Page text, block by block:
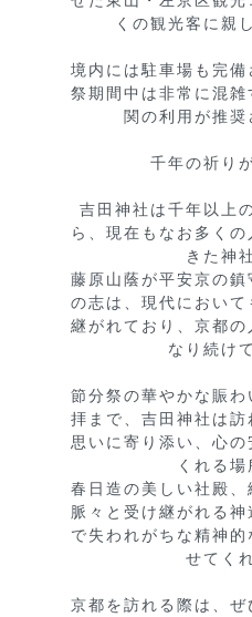
くの観光客に親
境内には駐車場も完
祭期間中は非常に混
関の利用が推奨
千年の祈り
吉田神社は千年以上
ら、現在もなお多く
きた神
藤原山蔭が平安京の
の志は、現代におい
継がれており、京都の
なり続け
節分祭の華やかな賑
拝まで、吉田神社は
思いに寄り添い、心
くれる場
春日造の美しい社殿
脈々と受け継がれる
で失われがちな精神
せてく
京都を訪れる際は、